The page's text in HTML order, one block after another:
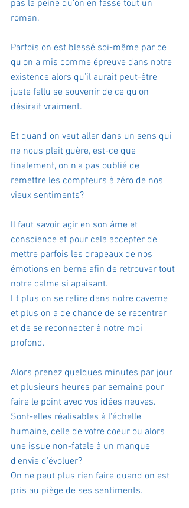
pas la peine qu'on en fasse tout un
roman.
Parfois on est blessé soi-même par ce
qu'on a mis comme épreuve dans notre
existence alors qu'il aurait peut-être
juste fallu se souvenir de ce qu'on
désirait vraiment.
Et quand on veut aller dans un sens qui
ne nous plait guère, est-ce que
finalement, on n'a pas oublié de
remettre les compteurs à zéro de nos
vieux sentiments?
Il faut savoir agir en son âme et
conscience et pour cela accepter de
mettre parfois les drapeaux de nos
émotions en berne afin de retrouver tout
notre calme si apaisant.
Et plus on se retire dans notre caverne
et plus on a de chance de se recentrer
et de se reconnecter à notre moi
profond.
Alors prenez quelques minutes par jour
et plusieurs heures par semaine pour
faire le point avec vos idées neuves.
Sont-elles réalisables à l'échelle
humaine, celle de votre coeur ou alors
une issue non-fatale à un manque
d'envie d'évoluer?
On ne peut plus rien faire quand on est
pris au piège de ses sentiments.